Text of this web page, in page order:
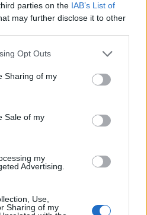
parties on the IAB’s List of
may further disclose it to other
Opt Outs
Sharing of my
Sale of my
my
Advertising.
Use,
Sharing of my
wydarzeń